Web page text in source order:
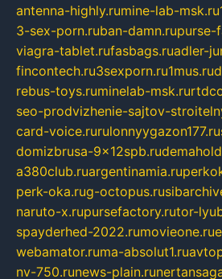
antenna-highly.rumine-lab-msk.ru
3-sex-porn.ruban-damn.rupurse-
viagra-tablet.rufasbags.ruadler-
fincontech.ru3sexporn.ru1mus.ru
rebus-toys.ruminelab-msk.ru
seo-prodvizhenie-sajtov-
card-voice.rurulonnyygazon177.ru
domizbrusa-9x12spb.ru
a380club.ruargentinamia.ru
perk-oka.rug-octopus.ru
naruto-x.rupursefactory.rutor-
spayderhed-2022.rumovieone.ru
webamator.ruma-absolut1.ru
nv-750.runews-plain.ru